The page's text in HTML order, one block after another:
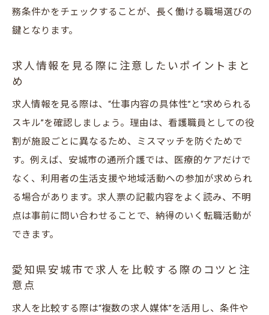
務条件かをチェックすることが、長く働ける職場選びの
鍵となります。
求人情報を見る際に注意したいポイントまと
め
求人情報を見る際は、“仕事内容の具体性”と“求められる
スキル”を確認しましょう。理由は、看護職員としての役
割が施設ごとに異なるため、ミスマッチを防ぐためで
す。例えば、安城市の通所介護では、医療的ケアだけで
なく、利用者の生活支援や地域活動への参加が求められ
る場合があります。求人票の記載内容をよく読み、不明
点は事前に問い合わせることで、納得のいく転職活動が
できます。
愛知県安城市で求人を比較する際のコツと注
意点
求人を比較する際は“複数の求人媒体”を活用し、条件や